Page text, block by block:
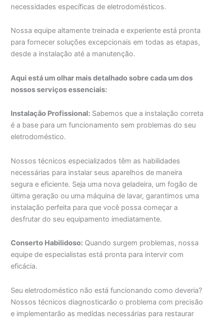
necessidades específicas de eletrodomésticos.
Nossa equipe altamente treinada e experiente está pronta
para fornecer soluções excepcionais em todas as etapas,
desde a instalação até a manutenção.
Aqui está um olhar mais detalhado sobre cada um dos
nossos serviços essenciais:
Instalação Profissional: Sabemos que a instalação correta
é a base para um funcionamento sem problemas do seu
eletrodoméstico.
Nossos técnicos especializados têm as habilidades
necessárias para instalar seus aparelhos de maneira
segura e eficiente. Seja uma nova geladeira, um fogão de
última geração ou uma máquina de lavar, garantimos uma
instalação perfeita para que você possa começar a
desfrutar do seu equipamento imediatamente.
Conserto Habilidoso: Quando surgem problemas, nossa
equipe de especialistas está pronta para intervir com
eficácia.
Seu eletrodoméstico não está funcionando como deveria?
Nossos técnicos diagnosticarão o problema com precisão
e implementarão as medidas necessárias para restaurar